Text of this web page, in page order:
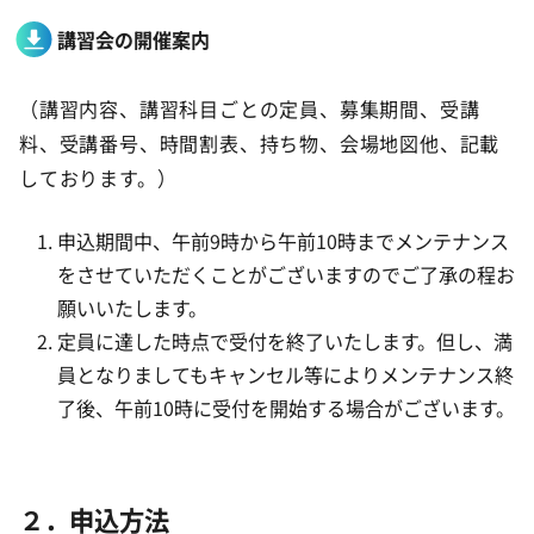
講習会の開催案内
（講習内容、講習科目ごとの定員、募集期間、受講
料、受講番号、時間割表、持ち物、会場地図他、記載
しております。）
申込期間中、午前9時から午前10時までメンテナンス
をさせていただくことがございますのでご了承の程お
願いいたします。
定員に達した時点で受付を終了いたします。但し、満
員となりましてもキャンセル等によりメンテナンス終
了後、午前10時に受付を開始する場合がございます。
２．申込方法